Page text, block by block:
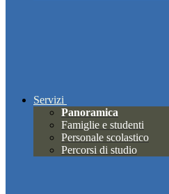
Servizi
Panoramica
Famiglie e studenti
Personale scolastico
Percorsi di studio